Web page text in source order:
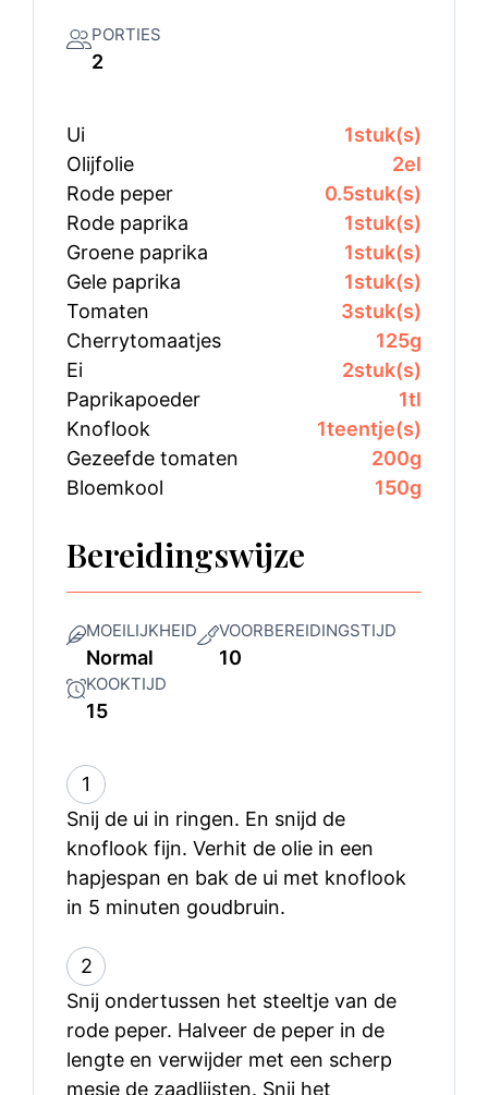
PORTIES
2
Ui 1stuk(s)
Olijfolie
2el
Rode peper
0.5stuk(s)
Rode paprika
1stuk(s)
Groene paprika
1stuk(s)
Gele paprika
1stuk(s)
Tomaten
3stuk(s)
Cherrytomaatjes
125g
Ei
2stuk(s)
Paprikapoeder
1tl
Knoflook
1teentje(s)
Gezeefde tomaten
200g
Bloemkool
150g
Bereidingswijze
MOEILIJKHEID
Normal
VOORBEREIDINGSTIJD
10
KOOKTIJD
15
1
Snij de ui in ringen. En snijd de
knoflook fijn. Verhit de olie in een
hapjespan en bak de ui met knoflook
in 5 minuten goudbruin.
2
Snij ondertussen het steeltje van de
rode peper. Halveer de peper in de
lengte en verwijder met een scherp
mesje de zaadlijsten. Snij het